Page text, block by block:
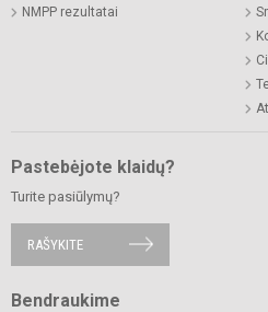
NMPP rezultatai
Pastebėjote klaidų?
Turite pasiūlymų?
RAŠYKITE
Bendraukime